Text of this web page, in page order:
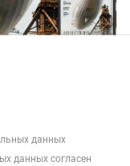
данных
данных согласен